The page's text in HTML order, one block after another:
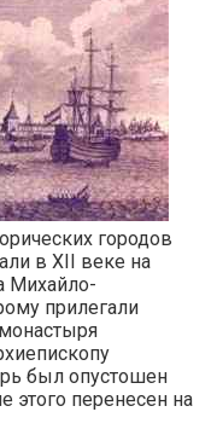
городов
в XII веке на
Михайло-
прилегали
был опустошен
этого перенесен на